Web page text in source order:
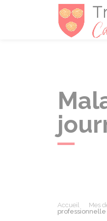
Accueil Mes